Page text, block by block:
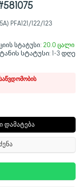
PFA121/122/123
სტატუსი: 20.0 ცალი
სტატუსი:
1-3 დღე
დამატება